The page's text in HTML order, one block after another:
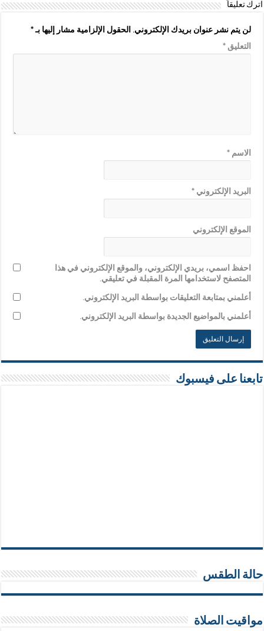
اترك تعليقاً
لن يتم نشر عنوان بريدك الإلكتروني. الحقول الإلزامية مشار إليها بـ*
التعليق*
الاسم*
البريد الإلكتروني*
الموقع الإلكتروني
احفظ اسمي، بريدي الإلكتروني، والموقع الإلكتروني في هذا
المتصفح لاستخدامها المرة المقبلة في تعليقي.
أعلمني بمتابعة التعليقات بواسطة البريد الإلكتروني.
أعلمني بالمواضيع الجديدة بواسطة البريد الإلكتروني.
تابعنا على فيسبوك
حالة الطقس
مواقيت الصلاة